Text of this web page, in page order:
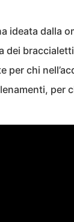
ideata dalla
dei
chi
per